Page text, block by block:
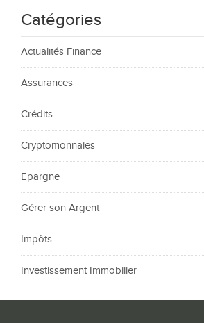
Catégories
Actualités Finance
Assurances
Crédits
Cryptomonnaies
Epargne
Gérer son Argent
Impôts
Investissement Immobilier